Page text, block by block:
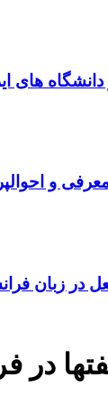
های
و
در زبان
در